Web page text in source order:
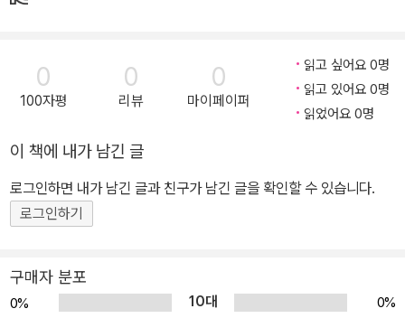
0
100자평
0
리뷰
0
마이페이퍼
읽고 싶어요 0명
읽고 있어요 0명
읽었어요 0명
이 책에 내가 남긴 글
로그인하면 내가 남긴 글과 친구가 남긴 글을 확인할 수 있습니다.
로그인하기
구매자 분포
0% 10대
0%